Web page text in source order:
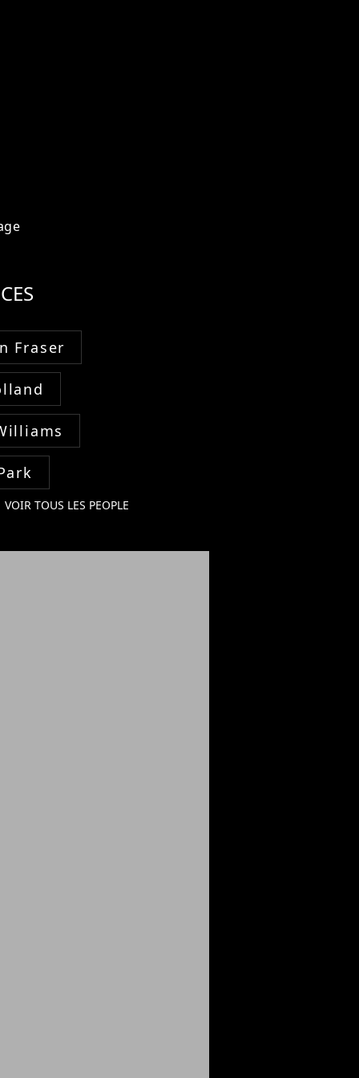
Fraser
VOIR TOUS LES PEOPLE